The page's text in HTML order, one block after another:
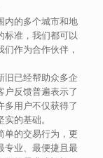
内的多个城市和地
标准，我们都可以
作为合作伙伴，
旧已经帮助众多企
户反馈普遍表示了
多用户不仅获得了
的基础。
单的交易行为，更
专业、最便捷且最